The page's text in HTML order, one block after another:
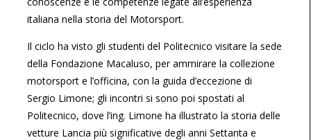
italiana nella storia del Motorsport.
Il ciclo ha visto gli studenti del Politecnico visitare la sede
della Fondazione Macaluso, per ammirare la collezione
motorsport e l’officina, con la guida d’eccezione di
Sergio Limone; gli incontri si sono poi spostati al
Politecnico, dove l’ing. Limone ha illustrato la storia delle
vetture Lancia più significative degli anni Settanta e